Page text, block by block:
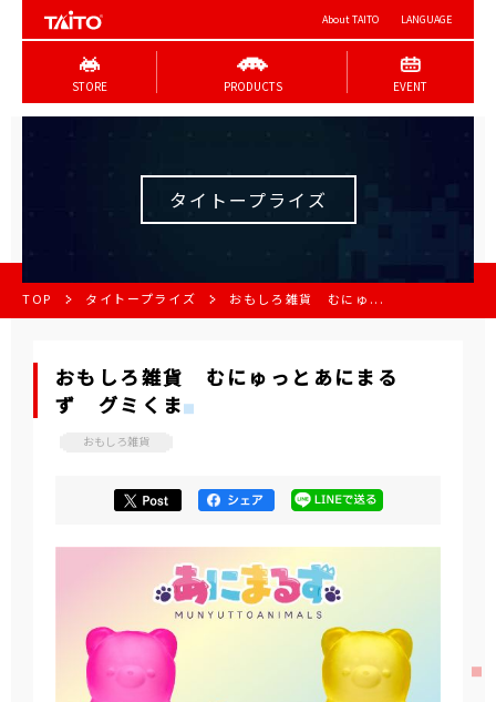
About TAITO LANGUAGE
STORE PRODUCTS EVENT
タイトープライズ
TOP タイトープライズ おもしろ雑貨 むにゅ...
おもしろ雑貨 むにゅっとあにまる
ず グミくま
おもしろ雑貨